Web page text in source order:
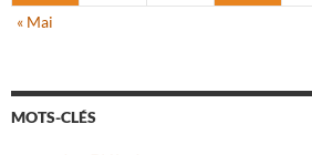
« Mai
MOTS-CLÉS